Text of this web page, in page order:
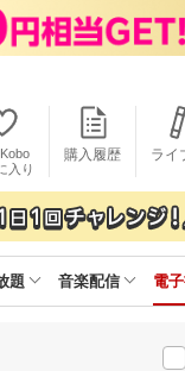
入り
購入履歴 ライ
題 音楽配信 電